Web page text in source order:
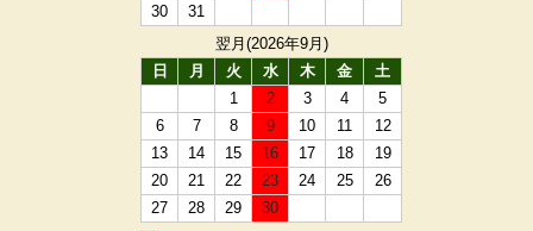
30
31
翌月(2026年9月)
日
月 火 水 木 金
土
1
2 3 4
5
6
7 8 9 10 11
12
13
14 15 16 17 18
19
20
21 22 23 24 25
26
27
28 29
30